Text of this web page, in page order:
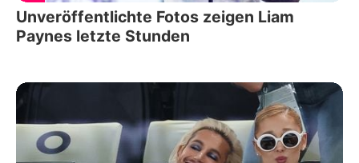
Unveröffentlichte Fotos zeigen Liam
Paynes letzte Stunden